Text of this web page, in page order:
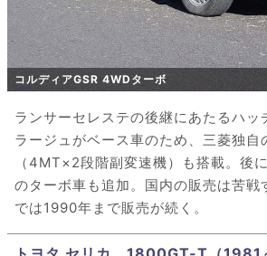
コルディアGSR 4WDターボ
ランサーセレステの後継にあたるハッ
ラージュがベース車のため、三菱独自
（4MT×2段階副変速機）も搭載。後
のターボ車も追加。国内の販売は苦戦
では1990年まで販売が続く。